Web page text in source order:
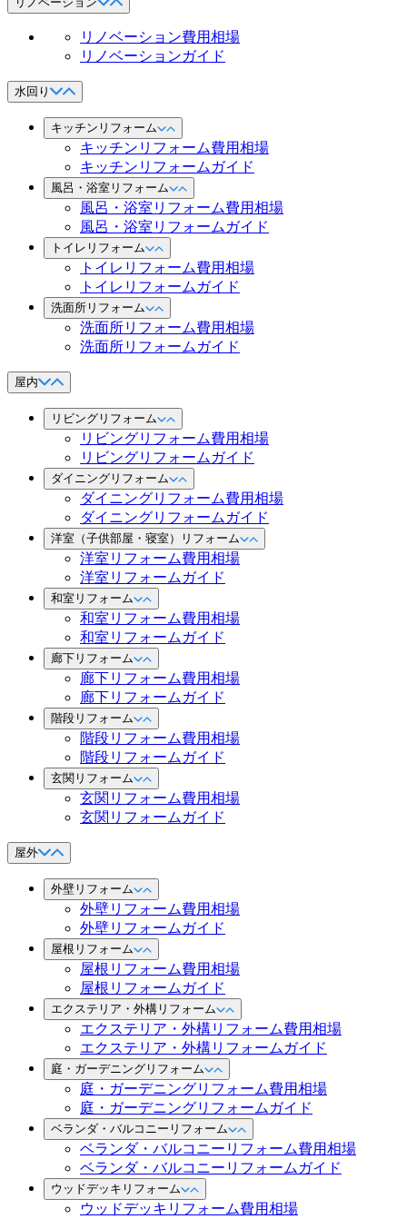
リノベーション費用相場
リノベーションガイド
水回り
キッチンリフォーム
キッチンリフォーム費用相場
キッチンリフォームガイド
風呂・浴室リフォーム
風呂・浴室リフォーム費用相場
風呂・浴室リフォームガイド
トイレリフォーム
トイレリフォーム費用相場
トイレリフォームガイド
洗面所リフォーム
洗面所リフォーム費用相場
洗面所リフォームガイド
屋内
リビングリフォーム
リビングリフォーム費用相場
リビングリフォームガイド
ダイニングリフォーム
ダイニングリフォーム費用相場
ダイニングリフォームガイド
洋室（子供部屋・寝室）リフォーム
洋室リフォーム費用相場
洋室リフォームガイド
和室リフォーム
和室リフォーム費用相場
和室リフォームガイド
廊下リフォーム
廊下リフォーム費用相場
廊下リフォームガイド
階段リフォーム
階段リフォーム費用相場
階段リフォームガイド
玄関リフォーム
玄関リフォーム費用相場
玄関リフォームガイド
屋外
外壁リフォーム
外壁リフォーム費用相場
外壁リフォームガイド
屋根リフォーム
屋根リフォーム費用相場
屋根リフォームガイド
エクステリア・外構リフォーム
エクステリア・外構リフォーム費用相場
エクステリア・外構リフォームガイド
庭・ガーデニングリフォーム
庭・ガーデニングリフォーム費用相場
庭・ガーデニングリフォームガイド
ベランダ・バルコニーリフォーム
ベランダ・バルコニーリフォーム費用相場
ベランダ・バルコニーリフォームガイド
ウッドデッキリフォーム
ウッドデッキリフォーム費用相場